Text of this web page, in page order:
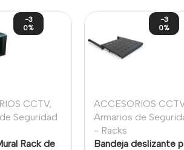
-3
0%
CCTV,
Seguridad
Rack de
-3
0%
ACCESORIOS CCTV
Armarios de
- Racks
Bandeja deslizante